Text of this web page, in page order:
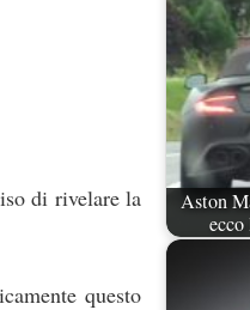
di rivelare la
questo
Aston